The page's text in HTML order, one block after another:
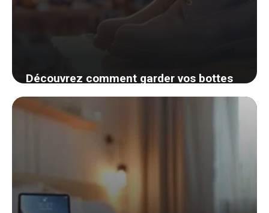
Découvrez comment garder vos bottes
parfaitement droites sans effort
4 septembre 2024